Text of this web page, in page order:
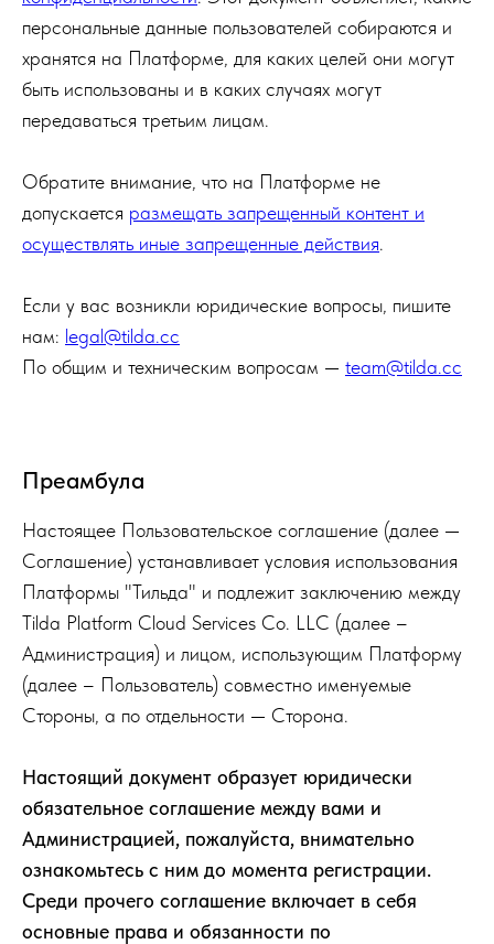
персональные данные пользователей собираются и
хранятся на Платформе, для каких целей они могут
быть использованы и в каких случаях могут
передаваться третьим лицам.
Обратите внимание, что на Платформе не
допускается размещать запрещенный контент и
осуществлять иные запрещенные действия.
Если у вас возникли юридические вопросы, пишите
нам: legal@tilda.cc
По общим и техническим вопросам — team@tilda.cc
Преамбула
Настоящее Пользовательское соглашение (далее —
Соглашение) устанавливает условия использования
Платформы "Тильда" и подлежит заключению между
Tilda Platform Cloud Services Co. LLC (далее –
Администрация) и лицом, использующим Платформу
(далее – Пользователь) совместно именуемые
Стороны, а по отдельности — Сторона.
Настоящий документ образует юридически
обязательное соглашение между вами и
Администрацией, пожалуйста, внимательно
ознакомьтесь с ним до момента регистрации.
Среди прочего соглашение включает в себя
основные права и обязанности по